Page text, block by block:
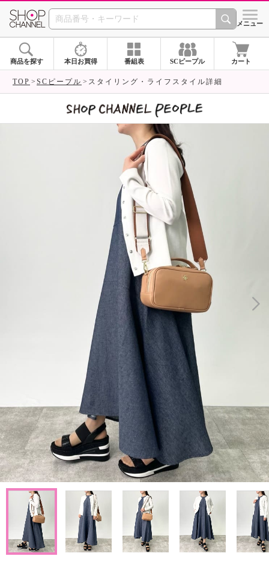
SHOP CHANNEL シメニュー
商品を探す 本日お買得 番組表 SCピープル カート
TOP SCピープル スタイリング・ライフスタイル詳細